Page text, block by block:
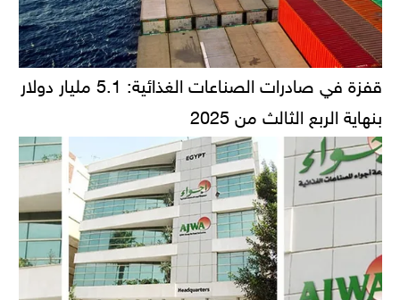
قفزة في صادرات الصناعات الغذائية: 5.1 مليار دولار
بنهاية الربع الثالث من 2025